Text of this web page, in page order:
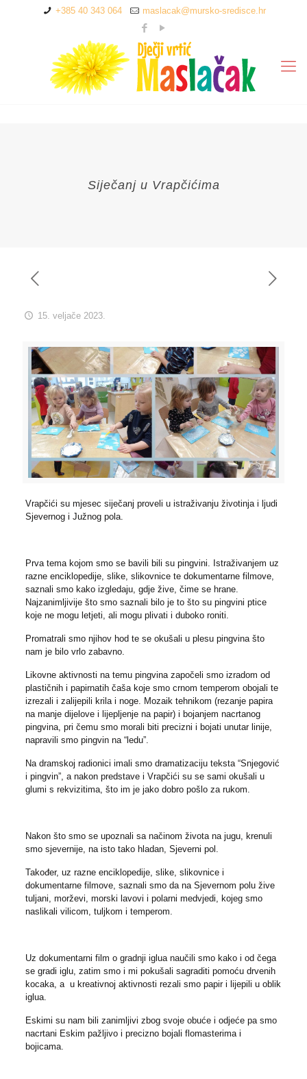
+385 40 343 064 maslacak@mursko-sredisce.hr
Siječanj u Vrapčićima
15. veljače 2023.
Vrapčići su mjesec siječanj proveli u istraživanju životinja i ljudi
Sjevernog i Južnog pola.
Prva tema kojom smo se bavili bili su pingvini. Istraživanjem uz
razne enciklopedije, slike, slikovnice te dokumentarne filmove,
saznali smo kako izgledaju, gdje žive, čime se hrane.
Najzanimljivije što smo saznali bilo je to što su pingvini ptice
koje ne mogu letjeti, ali mogu plivati i duboko roniti.
Promatrali smo njihov hod te se okušali u plesu pingvina što
nam je bilo vrlo zabavno.
Likovne aktivnosti na temu pingvina započeli smo izradom od
plastičnih i papirnatih čaša koje smo crnom temperom obojali te
izrezali i zalijepili krila i noge. Mozaik tehnikom (rezanje papira
na manje dijelove i lijepljenje na papir) i bojanjem nacrtanog
pingvina, pri čemu smo morali biti precizni i bojati unutar linije,
napravili smo pingvin na “ledu”.
Na dramskoj radionici imali smo dramatizaciju teksta “Snjegović
i pingvin”, a nakon predstave i Vrapčići su se sami okušali u
glumi s rekvizitima, što im je jako dobro pošlo za rukom.
Nakon što smo se upoznali sa načinom života na jugu, krenuli
smo sjevernije, na isto tako hladan, Sjeverni pol.
Također, uz razne enciklopedije, slike, slikovnice i
dokumentarne filmove, saznali smo da na Sjevernom polu žive
tuljani, morževi, morski lavovi i polarni medvjedi, kojeg smo
naslikali vilicom, tuljkom i temperom.
Uz dokumentarni film o gradnji iglua naučili smo kako i od čega
se gradi iglu, zatim smo i mi pokušali sagraditi pomoću drvenih
kocaka, a u kreativnoj aktivnosti rezali smo papir i lijepili u oblik
iglua.
Eskimi su nam bili zanimljivi zbog svoje obuće i odjeće pa smo
nacrtani Eskim pažljivo i precizno bojali flomasterima i
bojicama.